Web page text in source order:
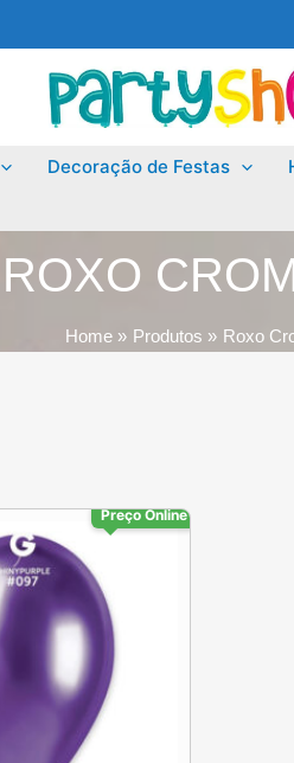
Decoração de Festas
ROXO
Home Produtos Roxo
Preço Online